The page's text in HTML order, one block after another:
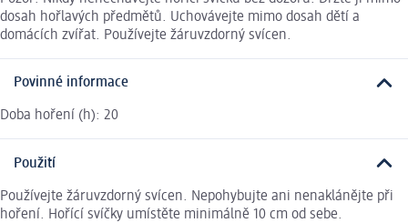
dosah hořlavých předmětů. Uchovávejte mimo dosah dětí a
domácích zvířat. Používejte žáruvzdorný svícen.
Povinné informace
Doba hoření (h): 20
Použití
Používejte žáruvzdorný svícen. Nepohybujte ani nenaklánějte při
hoření. Hořící svíčky umístěte minimálně 10 cm od sebe.